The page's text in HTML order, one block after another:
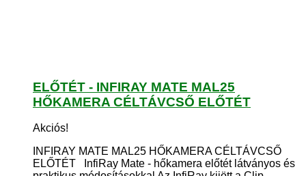
ELŐTÉT - INFIRAY MATE MAL25
HŐKAMERA CÉLTÁVCSŐ ELŐTÉT
Akciós!
INFIRAY MATE MAL25 HŐKAMERA CÉLTÁVCSŐ
ELŐTÉT InfiRay Mate - hőkamera előtét látványos és